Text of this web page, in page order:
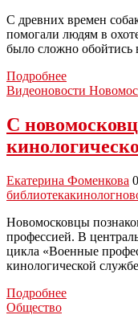
С древних времен
помогали людям в
было сложно обойтись
Подробнее«Один
день
кинолога»:
про
поиск
веществ
и
собачью
работу
Видеоновости
С
Екатерина Фоменкова
библиотекакинолог
Новомосковцы
профессией. В
цикла «Военные
кинологической
ПодробнееС
Общество